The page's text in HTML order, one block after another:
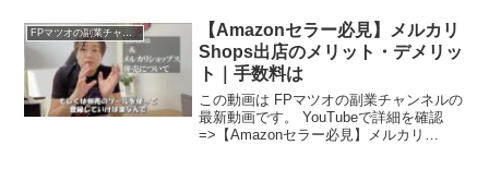
FPマツオの副業チャンネル
【Amazonセラー必見】メルカリ
Shops出店のメリット・デメリッ
ト｜手数料は
この動画は FPマツオの副業チャンネルの
最新動画です。 YouTubeで詳細を確認
=>【Amazonセラー必見】メルカリ